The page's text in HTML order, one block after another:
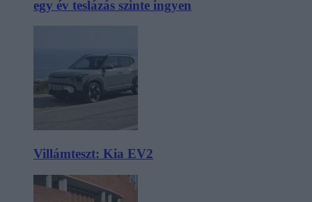
egy év teslázás szinte ingyen
Villámteszt: Kia EV2